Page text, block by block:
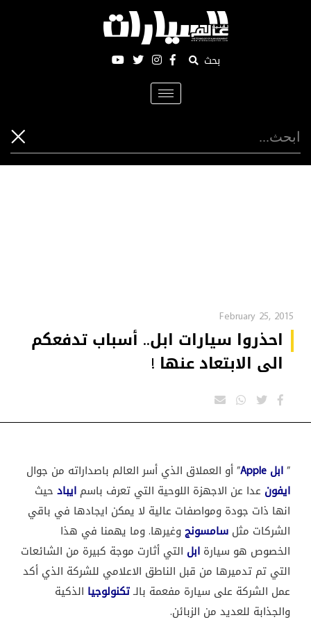
بحث
Toggle
navigation
February 25, 2015
احذروا سيارات ابل.. أسباب تدفعكم
الى الابتعاد عنها !
”ابل Apple” أو العملاق الذي أسر العالم باصداراته من جوال
ايفون عدا عن الاجهزة اللوحية التي تعرف باسم ايباد حيث
انها ذات جودة ومواصفات عالية لا يمكن ايجادها في باقي
الشركات مثل سامسونجوغيرها. وما يهمنا في هذا
الخصوص هو سيارة ابل التي أثارت موجة كبيرة من الشائعات
التي تم تدميرها من قبل الناطق الاعلامي للشركة الذي أكد
عمل الشركة على سيارة مفعمة بالـتكنولوجيا الذكية
والجذابة للعديد من الزبائن.